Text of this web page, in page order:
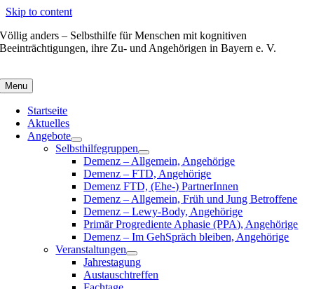
Skip to content
Völlig anders – Selbsthilfe für Menschen mit kognitiven
Beeinträchtigungen, ihre Zu- und Angehörigen in Bayern e. V.
Menu
Startseite
Aktuelles
Angebote
Selbsthilfegruppen
Demenz – Allgemein, Angehörige
Demenz – FTD, Angehörige
Demenz FTD, (Ehe-) PartnerInnen
Demenz – Allgemein, Früh und Jung Betroffene
Demenz – Lewy-Body, Angehörige
Primär Progrediente Aphasie (PPA), Angehörige
Demenz – Im GehSpräch bleiben, Angehörige
Veranstaltungen
Jahrestagung
Austauschtreffen